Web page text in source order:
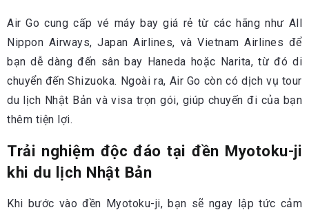
Air Go cung cấp vé máy bay giá rẻ từ các hãng như All
Nippon Airways, Japan Airlines, và Vietnam Airlines để
bạn dễ dàng đến sân bay Haneda hoặc Narita, từ đó di
chuyển đến Shizuoka. Ngoài ra, Air Go còn có dịch vụ tour
du lịch Nhật Bản và visa trọn gói, giúp chuyến đi của bạn
thêm tiện lợi.
Trải nghiệm độc đáo tại đền Myotoku-ji
khi du lịch Nhật Bản
Khi bước vào đền Myotoku-ji, bạn sẽ ngay lập tức cảm